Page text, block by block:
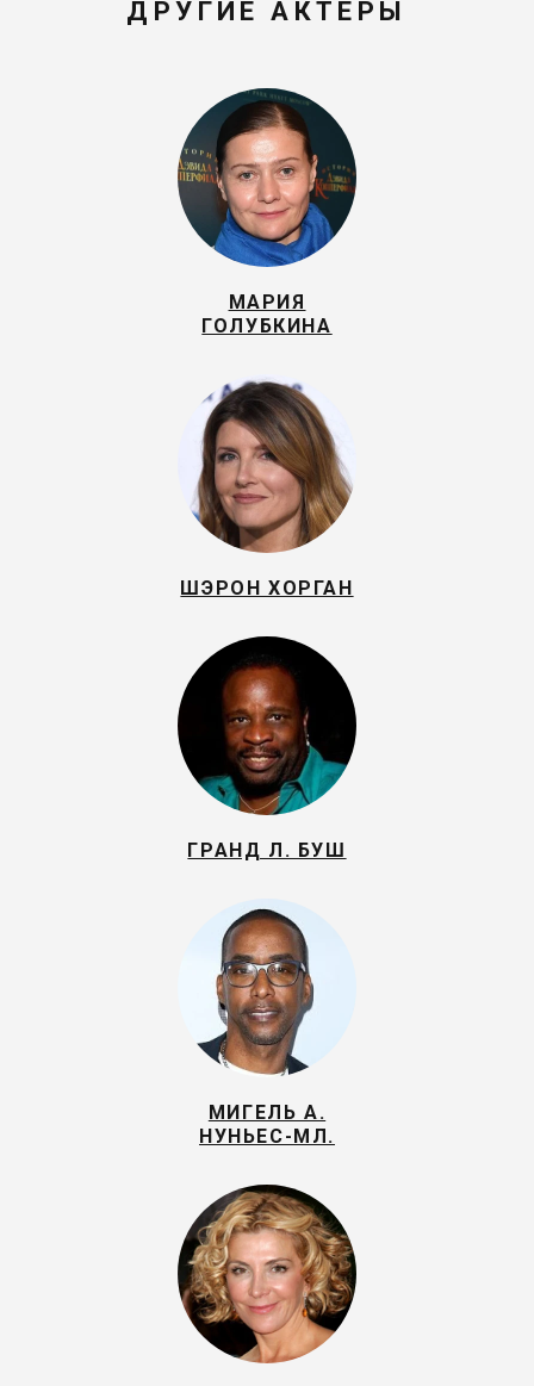
ДРУГИЕ АКТЕРЫ
МАРИЯ
ГОЛУБКИНА
ШЭРОН ХОРГАН
ГРАНД Л. БУШ
МИГЕЛЬ А.
НУНЬЕС-МЛ.